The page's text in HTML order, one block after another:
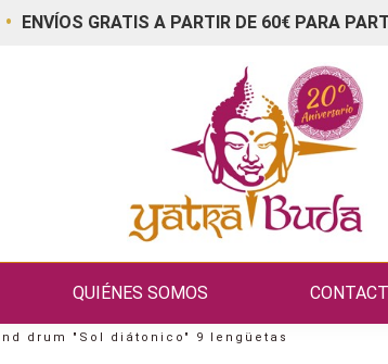
• ENVÍOS GRATIS A PARTIR DE 60€ PARA
QUIÉNES SOMOS
drum "Sol diátonico" 9 lengüetas